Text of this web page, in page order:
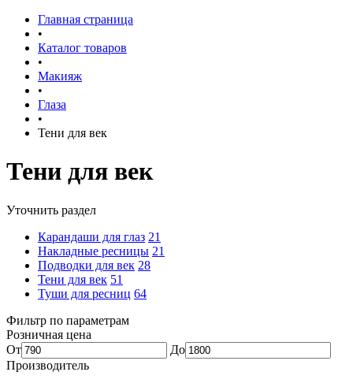
Главная страница
•
Каталог товаров
•
Макияж
•
Глаза
•
Тени для век
Тени для век
Уточнить раздел
Карандаши для глаз 21
Накладные ресницы 21
Подводки для век 28
Тени для век 51
Туши для ресниц 64
Фильтр по параметрам
Розничная цена
От
До
Производитель